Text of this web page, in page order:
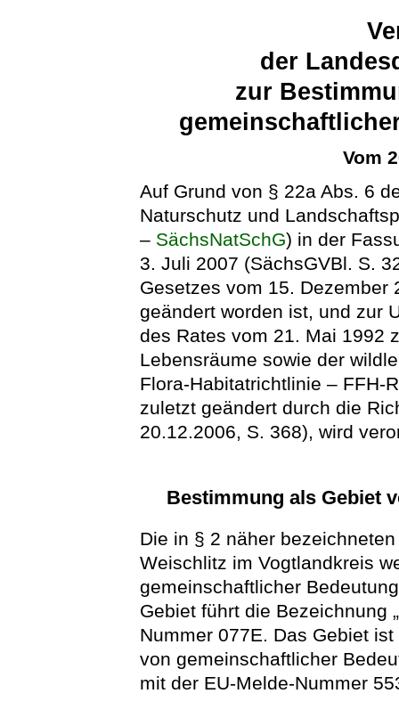
der
zur
Vom
Auf Grund von § 22a Abs. 6
Naturschutz und
– SächsNatSchG) in der
3. Juli 2007 (SächsGVBl. S.
Gesetzes vom 15. Dezember
geändert worden ist, und zur
des Rates vom 21. Mai 1992
Lebensräume sowie der
Flora-Habitatrichtlinie – FFH-
zuletzt geändert durch die
20.12.2006, S. 368), wird
Bestimmung als Gebiet
Die in § 2 näher
Weischlitz im Vogtlandkreis
gemeinschaftlicher
Gebiet führt die Bezeichnung
Nummer 077E. Das Gebiet
von gemeinschaftlicher
mit der EU-Melde-Nummer